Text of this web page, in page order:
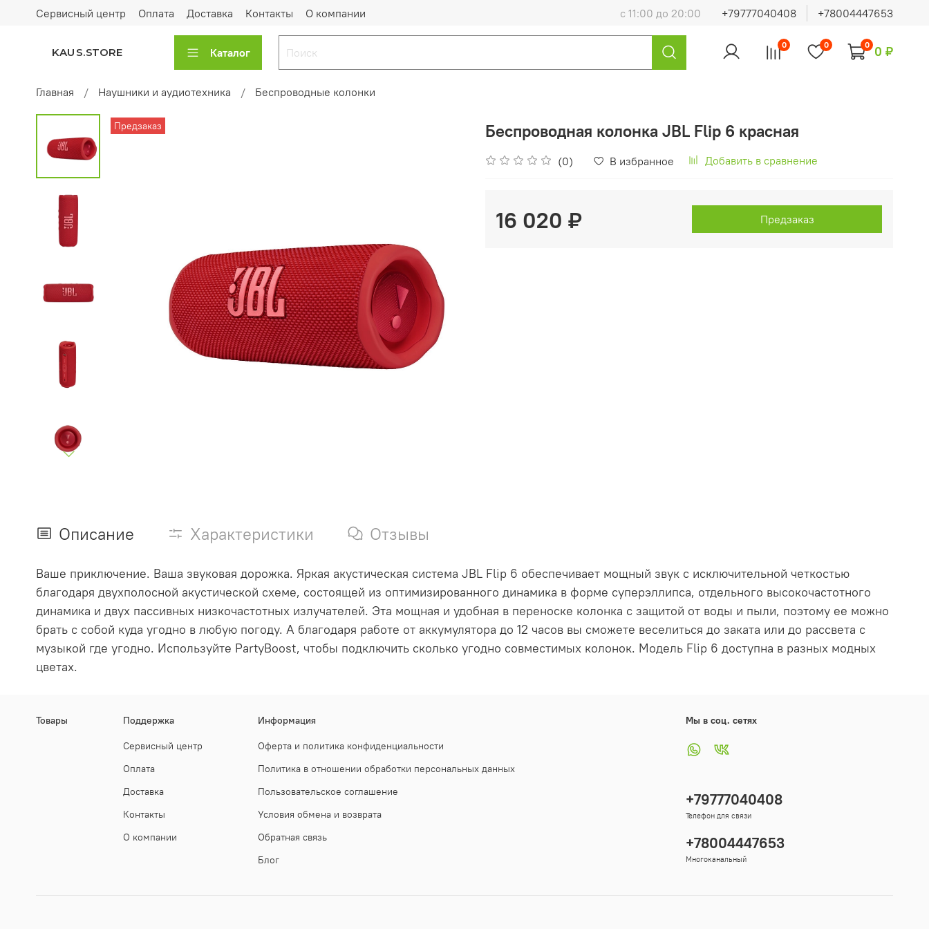
Сервисный центр Оплата Доставка Контакты О компании с 11:00 до 20:00 +79777040408 +78004447653
KAUS.STORE Каталог
0 0 0 0 ₽
Главная Наушники и аудиотехника Беспроводные колонки
Предзаказ Беспроводная колонка JBL Flip 6 красная
(0) В избранное Добавить в сравнение
16 020 ₽ Предзаказ
Описание Характеристики Отзывы
Ваше приключение. Ваша звуковая дорожка. Яркая акустическая система JBL Flip 6 обеспечивает мощный звук с исключительной четкостью
благодаря двухполосной акустической схеме, состоящей из оптимизированного динамика в форме суперэллипса, отдельного высокочастотного
динамика и двух пассивных низкочастотных излучателей. Эта мощная и удобная в переноске колонка с защитой от воды и пыли, поэтому ее можно
брать с собой куда угодно в любую погоду. А благодаря работе от аккумулятора до 12 часов вы сможете веселиться до заката или до рассвета с
музыкой где угодно. Используйте PartyBoost, чтобы подключить сколько угодно совместимых колонок. Модель Flip 6 доступна в разных модных
цветах.
Товары Поддержка
Сервисный центр
Оплата
Доставка
Контакты
О компании
Информация
Оферта и политика конфиденциальности
Политика в отношении обработки персональных данных
Пользовательское соглашение
Условия обмена и возврата
Обратная связь
Блог
Мы в соц. сетях
+79777040408
Телефон для связи
+78004447653
Многоканальный